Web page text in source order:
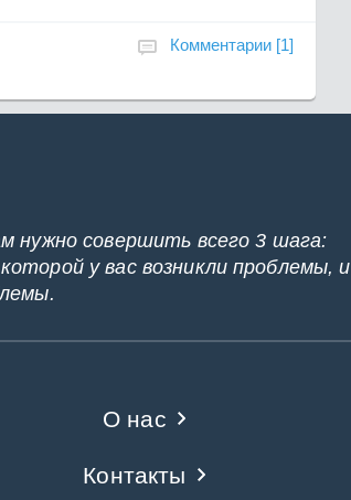
Комментарии [1]
нужно совершить всего 3 шага:
у вас возникли проблемы, и
О нас
Контакты